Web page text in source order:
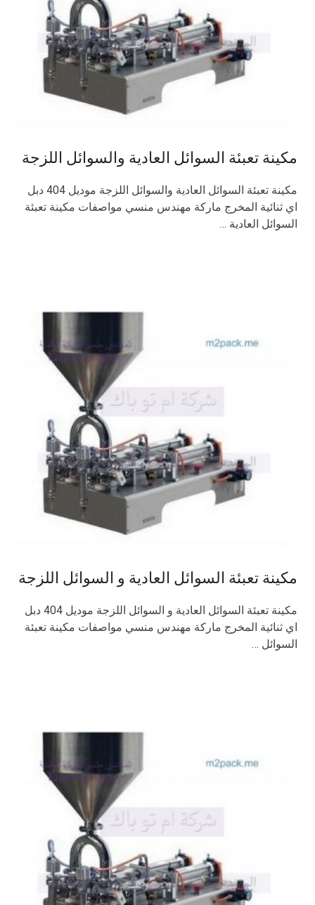
مكينة تعبئة السوائل العادية والسوائل اللزجة
مكينة تعبئة السوائل العادية والسوائل اللزجة موديل 404 دبل
اي ثنائية المخرج ماركة مهندس منسي مواصفات مكينة تعبئة
السوائل العادية …
مكينة تعبئة السوائل العادية و السوائل اللزجة
مكينة تعبئة السوائل العادية و السوائل اللزجة موديل 404 دبل
اي ثنائية المخرج ماركة مهندس منسي مواصفات مكينة تعبئة
السوائل …